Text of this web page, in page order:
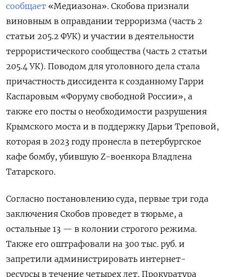
сообщает «Медиазона». Скобова признали
виновным в оправдании терроризма (часть 2
статьи 205.2 ФУК) и участии в деятельности
террористического сообщества (часть 2 статьи
205.4 УК). Поводом для уголовного дела стала
причастность диссидента к созданному Гарри
Каспаровым «Форуму свободной России», а
также его посты о необходимости разрушения
Крымского моста и в поддержку Дарьи Треповой,
которая в 2023 году пронесла в петербургское
кафе бомбу, убившую Z-военкора Владлена
Татарского.
Согласно постановлению суда, первые три года
заключения Скобов проведет в тюрьме, а
остальные 13 — в колонии строгого режима.
Также его оштрафовали на 300 тыс. руб. и
запретили администрировать интернет-
ресурсы в течение четырех лет. Прокуратура